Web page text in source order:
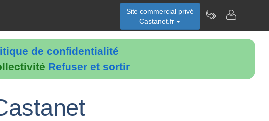
de confidentialité
Refuser et sortir
Site commercial privé
Castanet.fr